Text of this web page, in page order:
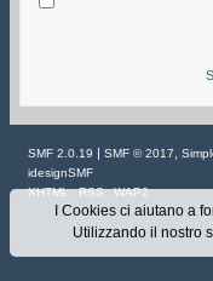
SMF 2.0.19 | SMF © 2017
idesignSMF
XHTML
RSS WAP2
I Cookies ci aiutano a
Utilizzando il nostro